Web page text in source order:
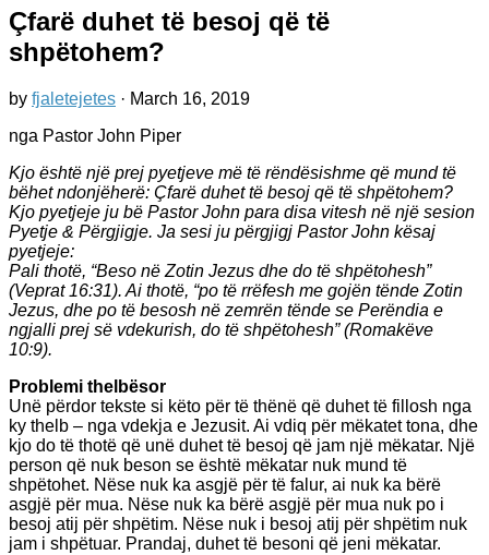
Çfarë duhet të besoj që të
shpëtohem?
by fjaletejetes · March 16, 2019
nga Pastor John Piper
Kjo është një prej pyetjeve më të rëndësishme që mund të
bëhet ndonjëherë: Çfarë duhet të besoj që të shpëtohem?
Kjo pyetjeje ju bë Pastor John para disa vitesh në një sesion
Pyetje & Përgjigje. Ja sesi ju përgjigj Pastor John kësaj
pyetjeje:
Pali thotë, “Beso në Zotin Jezus dhe do të shpëtohesh”
(Veprat 16:31). Ai thotë, “po të rrëfesh me gojën tënde Zotin
Jezus, dhe po të besosh në zemrën tënde se Perëndia e
ngjalli prej së vdekurish, do të shpëtohesh” (Romakëve
10:9).
Problemi thelbësor
Unë përdor tekste si këto për të thënë që duhet të fillosh nga
ky thelb – nga vdekja e Jezusit. Ai vdiq për mëkatet tona, dhe
kjo do të thotë që unë duhet të besoj që jam një mëkatar. Një
person që nuk beson se është mëkatar nuk mund të
shpëtohet. Nëse nuk ka asgjë për të falur, ai nuk ka bërë
asgjë për mua. Nëse nuk ka bërë asgjë për mua nuk po i
besoj atij për shpëtim. Nëse nuk i besoj atij për shpëtim nuk
jam i shpëtuar. Prandaj, duhet të besoni që jeni mëkatar.